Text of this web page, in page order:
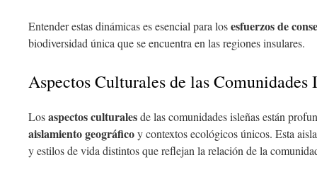
Entender estas dinámicas es esencial para losesfuerzos de
biodiversidad única que se encuentra en las regiones insulares.
Aspectos Culturales de las Comunidades
Losaspectos culturalesde las comunidades isleñas están
aislamiento geográficoy contextos ecológicos únicos. Esta
y estilos de vida distintos que reflejan la relación de la